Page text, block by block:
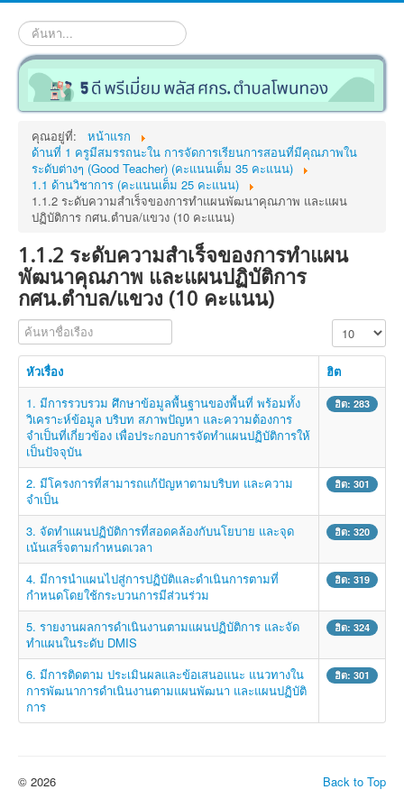
ค้นหา...
คุณอยู่ที่:
หน้าแรก
ด้านที่ 1 ครูมีสมรรถนะใน การจัดการเรียนการสอนที่มีคุณภาพใน
ระดับต่างๆ (Good Teacher) (คะแนนเต็ม 35 คะแนน)
1.1 ด้านวิชาการ (คะแนนเต็ม 25 คะแนน)
1.1.2 ระดับความสำเร็จของการทำแผนพัฒนาคุณภาพ และแผน
ปฏิบัติการ กศน.ตำบล/แขวง (10 คะแนน)
1.1.2 ระดับความสำเร็จของการทำแผน
พัฒนาคุณภาพ และแผนปฏิบัติการ
กศน.ตำบล/แขวง (10 คะแนน)
ค้นหาชื่อเรือง แสดง #
หัวเรื่อง
ฮิต
1. มีการรวบรวม ศึกษาข้อมูลพื้นฐานของพื้นที่ พร้อมทั้ง
วิเคราะห์ข้อมูล บริบท สภาพปัญหา และความต้องการ
จำเป็นที่เกี่ยวข้อง เพื่อประกอบการจัดทำแผนปฏิบัติการให้
เป็นปัจจุบัน
ฮิต: 283
2. มีโครงการที่สามารถแก้ปัญหาตามบริบท และความ
จำเป็น
ฮิต: 301
3. จัดทำแผนปฏิบัติการที่สอดคล้องกับนโยบาย และจุด
เน้นเสร็จตามกำหนดเวลา
ฮิต: 320
4. มีการนำแผนไปสู่การปฏิบัติและดำเนินการตามที่
กำหนดโดยใช้กระบวนการมีส่วนร่วม
ฮิต: 319
5. รายงานผลการดำเนินงานตามแผนปฏิบัติการ และจัด
ทำแผนในระดับ DMIS
ฮิต: 324
6. มีการติดตาม ประเมินผลและข้อเสนอแนะ แนวทางใน
การพัฒนาการดำเนินงานตามแผนพัฒนา และแผนปฏิบัติ
การ
ฮิต: 301
Back to Top
© 2026